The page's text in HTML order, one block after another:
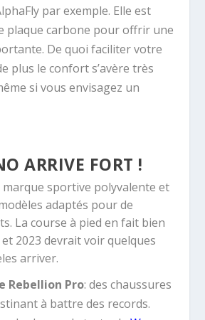
par exemple. Elle est
plaque carbone pour offrir une
De quoi faciliter votre
plus le confort s’avère très
si vous envisagez un
ARRIVE FORT !
sportive polyvalente et
adaptés pour de
La course à pied en fait bien
2023 devrait voir quelques
arriver.
Rebellion Pro: des chaussures
à battre des records.